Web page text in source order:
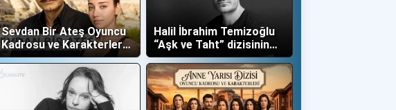
Sevdan Bir Ateş Oyuncu
Kadrosu ve Karakterleri
(Show TV)
Halil İbrahim Temizoğlu
“Aşk ve Taht” dizisinin
Yalboğan'ı Oldu